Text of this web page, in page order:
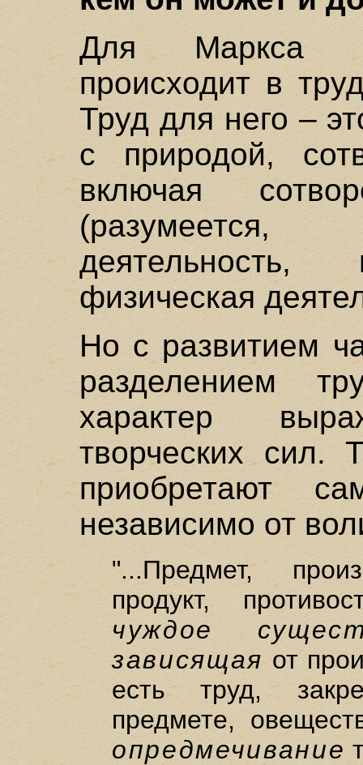
Для Маркса
происходит в
Труд для него –
с природой,
включая
(разумеется,
физическая
Но с развитием
разделением
характер
творческих сил.
приобретают
независимо от
"...Предмет,
продукт,
чуждое
зависящаяот
есть труд,
предмете,
опредмечивание